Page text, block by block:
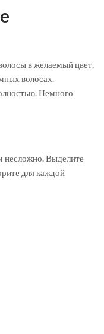
в желаемый цвет.
волосах.
Немного
несложно. Выделите
для каждой